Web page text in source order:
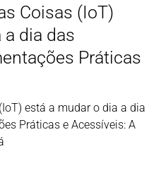
Coisas (IoT)
dia das
Práticas
está a mudar o dia a dia
Práticas e Acessíveis: A